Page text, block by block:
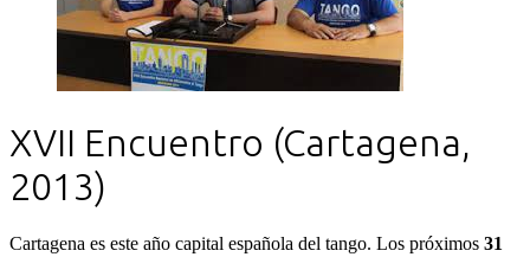
XVII Encuentro (Cartagena,
2013)
Cartagena es este año capital española del tango. Los próximos 31